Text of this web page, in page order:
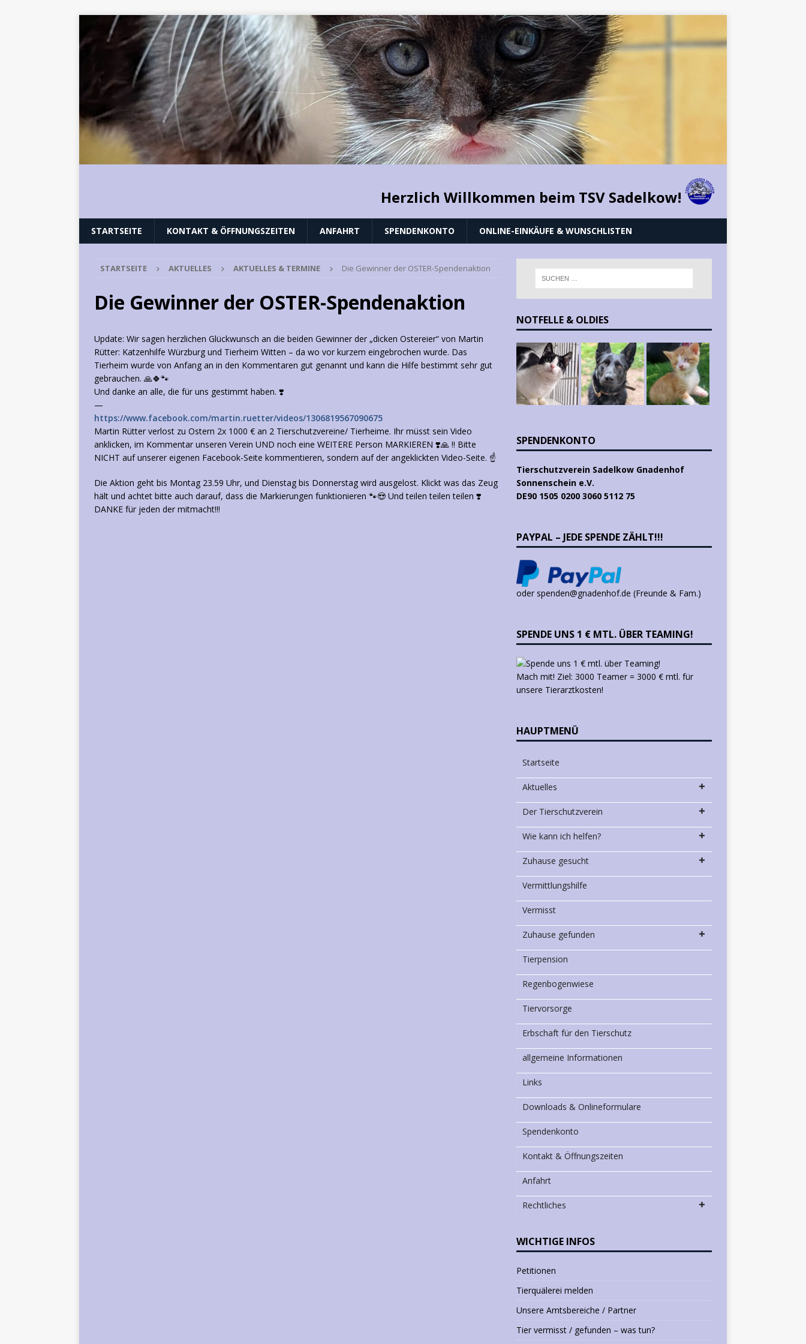
Herzlich Willkommen beim TSV Sadelkow!
STARTSEITE KONTAKT & ÖFFNUNGSZEITEN ANFAHRT SPENDENKONTO ONLINE-EINKÄUFE & WUNSCHLISTEN
STARTSEITE AKTUELLES AKTUELLES & TERMINE Die Gewinner der OSTER-Spendenaktion
Die Gewinner der OSTER-Spendenaktion
Update: Wir sagen herzlichen Glückwunsch an die beiden Gewinner der „dicken Ostereier“ von Martin
Rütter: Katzenhilfe Würzburg und Tierheim Witten – da wo vor kurzem eingebrochen wurde. Das
Tierheim wurde von Anfang an in den Kommentaren gut genannt und kann die Hilfe bestimmt sehr gut
gebrauchen. 🙏🍀🐾
Und danke an alle, die für uns gestimmt haben. ❣️
—
https://www.facebook.com/martin.ruetter/videos/1306819567090675
Martin Rütter verlost zu Ostern 2x 1000 € an 2 Tierschutzvereine/ Tierheime. Ihr müsst sein Video
anklicken, im Kommentar unseren Verein UND noch eine WEITERE Person MARKIEREN ❣️🙏 ‼ Bitte
NICHT auf unserer eigenen Facebook-Seite kommentieren, sondern auf der angeklickten Video-Seite. ☝️
Die Aktion geht bis Montag 23.59 Uhr, und Dienstag bis Donnerstag wird ausgelost. Klickt was das Zeug
hält und achtet bitte auch darauf, dass die Markierungen funktionieren 🐾😍 Und teilen teilen teilen ❣️
DANKE für jeden der mitmacht!!!
NOTFELLE & OLDIES
SPENDENKONTO
Tierschutzverein Sadelkow Gnadenhof
Sonnenschein e.V.
DE90 1505 0200 3060 5112 75
PAYPAL – JEDE SPENDE ZÄHLT!!!
oder spenden@gnadenhof.de (Freunde & Fam.)
SPENDE UNS 1 € MTL. ÜBER TEAMING!
Mach mit! Ziel: 3000 Teamer = 3000 € mtl. für
unsere Tierarztkosten!
HAUPTMENÜ
Startseite
Aktuelles
Der Tierschutzverein
Wie kann ich helfen?
Zuhause gesucht
Vermittlungshilfe
Vermisst
Zuhause gefunden
Tierpension
Regenbogenwiese
Tiervorsorge
Erbschaft für den Tierschutz
allgemeine Informationen
Links
Downloads & Onlineformulare
Spendenkonto
Kontakt & Öffnungszeiten
Anfahrt
Rechtliches
WICHTIGE INFOS
Petitionen
Tierquälerei melden
Unsere Amtsbereiche / Partner
Tier vermisst / gefunden – was tun?